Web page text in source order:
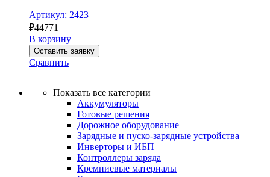
Артикул: 2423
₽44771
В корзину
Оставить заявку
Сравнить
Показать все категории
Аккумуляторы
Готовые решения
Дорожное оборудование
Зарядные и пуско-зарядные устройства
Инверторы и ИБП
Контроллеры заряда
Кремниевые материалы